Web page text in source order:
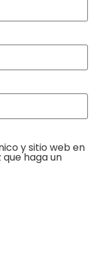
y sitio web en
haga un